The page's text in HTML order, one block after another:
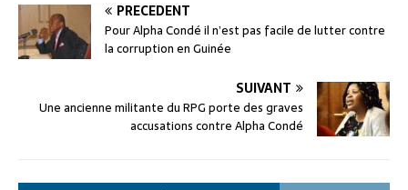
PRÉCÉDENT
Pour Alpha Condé il n’est pas facile de lutter contre
la corruption en Guinée
SUIVANT
Une ancienne militante du RPG porte des graves
accusations contre Alpha Condé